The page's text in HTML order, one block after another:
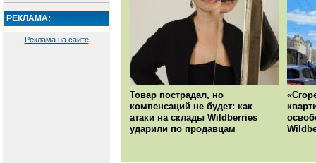
РЕКЛАМА:
Реклама на сайте
Товар пострадал, но
компенсаций не будет: как
атаки на склады Wildberries
ударили по продавцам